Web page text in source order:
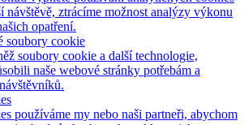
návštěvě, ztrácíme možnost analýzy výkonu
opatření.
soubory cookie
soubory cookie a další technologie,
naše webové stránky potřebám a
používáme my nebo naši partneři, abychom